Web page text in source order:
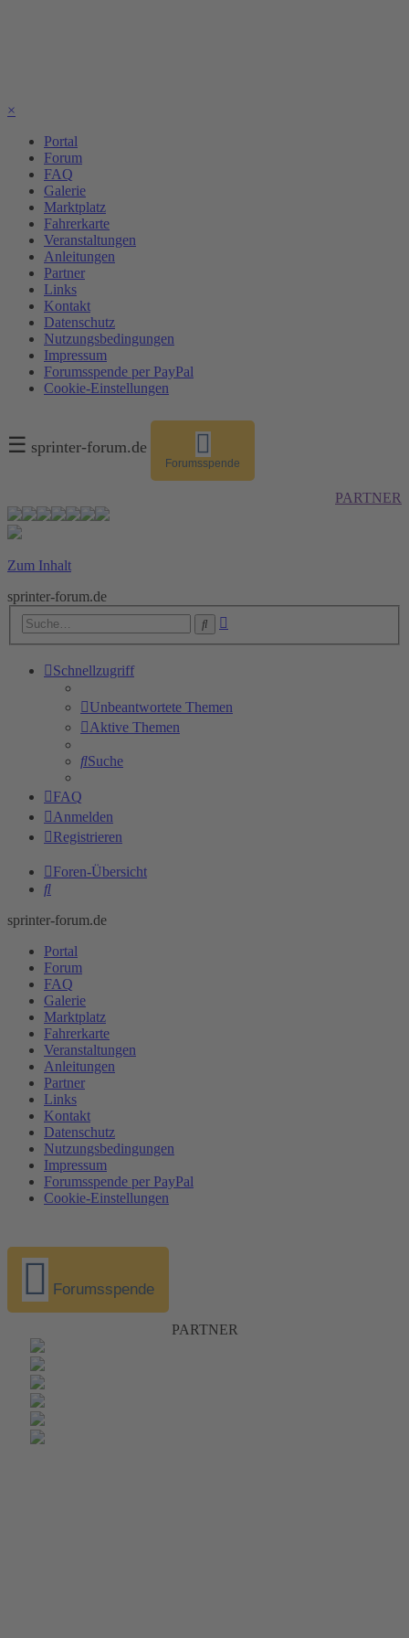
×
Portal
Forum
FAQ
Galerie
Marktplatz
Fahrerkarte
Veranstaltungen
Anleitungen
Partner
Links
Kontakt
Datenschutz
Nutzungsbedingungen
Impressum
Forumsspende per PayPal
Cookie-Einstellungen
☰ sprinter-forum.de
Forumsspende
PARTNER
Zum Inhalt
sprinter-forum.de
Suche
Schnellzugriff
Unbeantwortete Themen
Aktive Themen
Suche
FAQ
Anmelden
Registrieren
Foren-Übersicht
Suche
sprinter-forum.de
Portal
Forum
FAQ
Galerie
Marktplatz
Fahrerkarte
Veranstaltungen
Anleitungen
Partner
Links
Kontakt
Datenschutz
Nutzungsbedingungen
Impressum
Forumsspende per PayPal
Cookie-Einstellungen
Forumsspende
PARTNER